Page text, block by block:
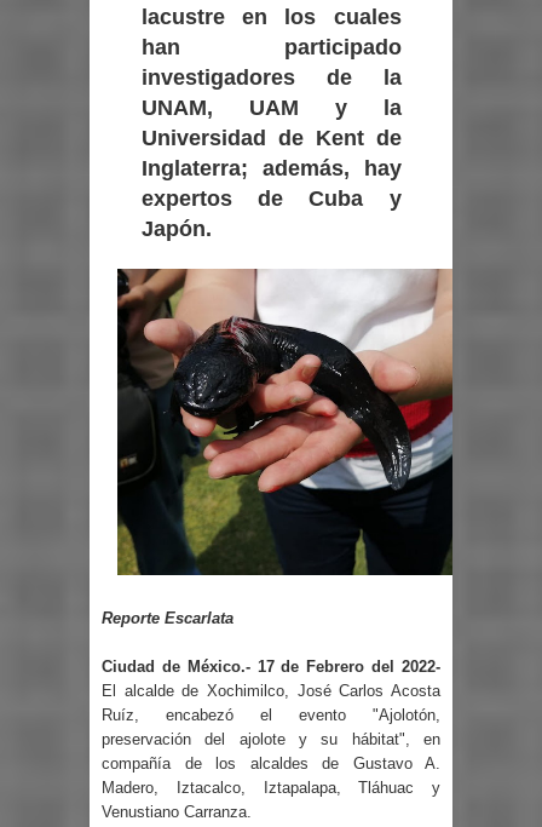
lacustre en los cuales
han participado
investigadores de la
UNAM, UAM y la
Universidad de Kent de
Inglaterra; además, hay
expertos de Cuba y
Japón.
Reporte Escarlata
Ciudad de México.- 17 de Febrero del 2022-
El alcalde de Xochimilco, José Carlos Acosta
Ruíz, encabezó el evento "Ajolotón,
preservación del ajolote y su hábitat", en
compañía de los alcaldes de Gustavo A.
Madero, Iztacalco, Iztapalapa, Tláhuac y
Venustiano Carranza.